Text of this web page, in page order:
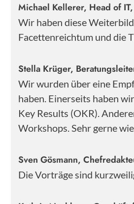
Michael Kellerer, Head of
Wir haben diese
Facettenreichtum und die
Stella Krüger,
Wir wurden über eine
haben. Einerseits haben
Key Results (OKR).
Workshops. Sehr gerne
Sven Gösmann,
Die Vorträge sind